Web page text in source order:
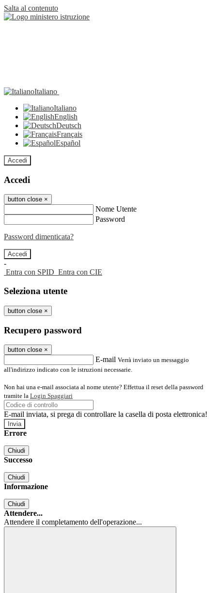
Salta al contenuto
Italiano
Italiano
English
Deutsch
Français
Español
Accedi
Accedi
button close ×
Nome Utente
Password
Password dimenticata?
-
Entra con SPID Entra con CIE
Seleziona utente
button close ×
Recupero password
button close ×
E-mail Verrà inviato un messaggio
all'indirizzo indicato con le istruzioni necessarie.
Non hai una e-mail associata al nome utente? Effettua il reset della password
tramite la Login Spaggiari
E-mail inviata, si prega di controllare la casella di posta elettronica!
Errore
Chiudi
Successo
Chiudi
Informazione
Chiudi
Attendere...
Attendere il completamento dell'operazione...